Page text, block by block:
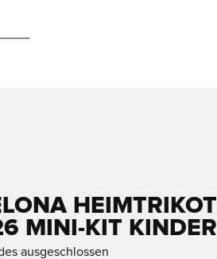
HEIMTRIKOT
MINI-KIT KINDER
ausgeschlossen